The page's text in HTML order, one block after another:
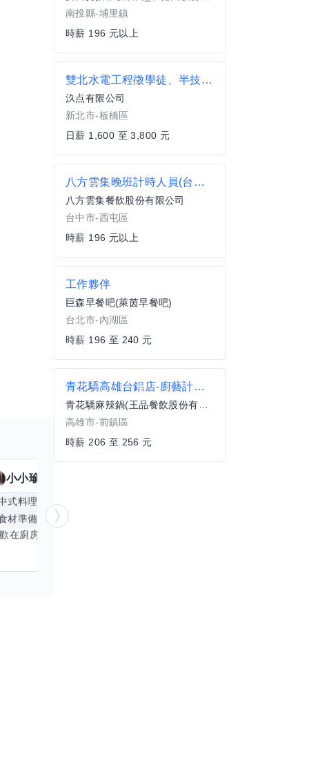
小小瑜
式料理 食材知識
材準備
中文
南投縣-埔里鎮
時薪 196 元以上
雙北水電工程徵學徒、半技人員
汣点有限公司
新北市-板橋區
日薪 1,600 至 3,800 元
八方雲集晚班計時人員(台中重慶店)
八方雲集餐飲股份有限公司
台中市-西屯區
時薪 196 元以上
工作夥伴
巨森早餐吧(萊茵早餐吧)
台北市-內湖區
時薪 196 至 240 元
青花驕高雄台鋁店-廚藝計時人員
青花驕麻辣鍋(王品餐飲股份有限公司)｜青花驕高雄台鋁店
高雄市-前鎮區
時薪 206 至 256 元